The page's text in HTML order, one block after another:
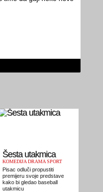
Šesta utakmica
KOMEDIJA DRAMA SPORT
Pisac odluči propustiti
premijeru svoje predstave
kako bi gledao baseball
utakmicu